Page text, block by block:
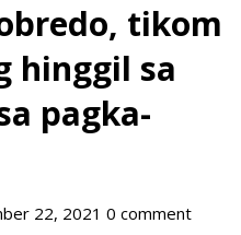
tikom
hinggil sa
pagka-
22, 2021 0 comment